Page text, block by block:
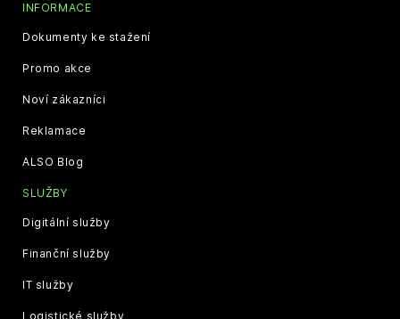
INFORMACE
Dokumenty ke stažení
Promo akce
Noví zákazníci
Reklamace
ALSO Blog
SLUŽBY
Digitální služby
Finanční služby
IT služby
Logistické služby